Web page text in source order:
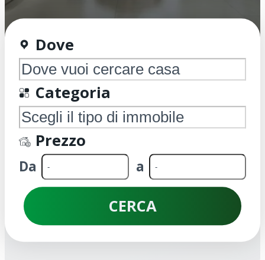
Dove
Categoria
Prezzo
Da a
CERCA